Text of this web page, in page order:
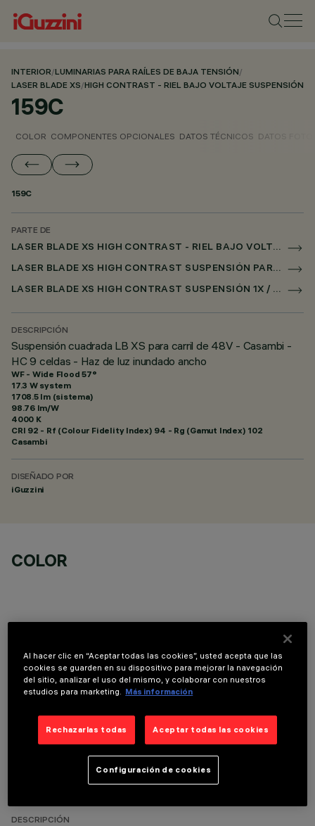
INTERIOR/LUMINARIAS PARA RAÍLES DE BAJA TENSIÓN/
LASER BLADE XS/HIGH CONTRAST - RIEL BAJO VOLTAJE SUSPENSIÓN
159C
COLOR COMPONENTES OPCIONALES DATOS TÉCNICOS DATOS
159C
PARTE DE
LASER BLADE XS HIGH CONTRAST - RIEL BAJO VOLTAJE SUSPENSIÓN
LASER BLADE XS HIGH CONTRAST SUSPENSIÓN PARA RAÌL LOW VOLTAGE CASAMBI
LASER BLADE XS HIGH CONTRAST SUSPENSIÓN 1X / 4X / 9X PARA SUPERRAIL CASAMBI
DESCRIPCIÓN
Suspensión cuadrada LB XS para carril de 48V - Casambi -
HC 9 celdas - Haz de luz inundado ancho
WF - Wide Flood 57°
17.3 W system
1708.5 lm (sistema)
98.76 lm/W
4000 K
CRI 92 - Rf (Colour Fidelity Index) 94 - Rg (Gamut Index) 102
Casambi
DISEÑADO POR
iGuzzini
COLOR
COMPONENTES OPCIONALES
DATOS TÉCNICOS
ÚLTIMA ACTUALIZACIÓN: 03/08/2026
DESCRIPCIÓN
Al hacer clic en “Aceptar todas las cookies”, usted acepta que las
cookies se guarden en su dispositivo para mejorar la navegación
del sitio, analizar el uso del mismo, y colaborar con nuestros
estudios para marketing.
Más información
Rechazarlas todas Aceptar todas las cookies
Configuración de cookies